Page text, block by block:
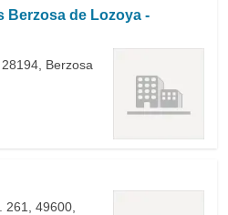
Berzosa de Lozoya -
Berzosa
261, 49600,